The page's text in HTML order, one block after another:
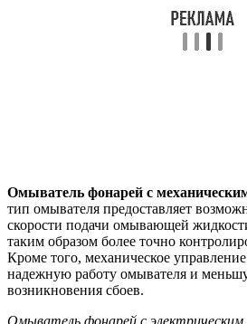
Омыватель фонарей с
тип омывателя предоставляет
скорости подачи омывающей
таким образом более точно
Кроме того, механическое
надежную работу омывателя и
возникновения сбоев.
Омыватель фонарей с электрическим